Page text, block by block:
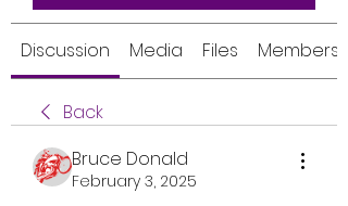
Discussion Media Files Members
Back
Bruce Donald
February 3, 2025